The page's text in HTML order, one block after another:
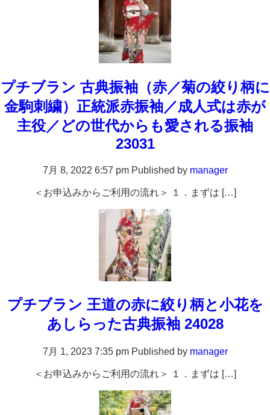
プチブラン 古典振袖（赤／菊の絞り柄に
金駒刺繍）正統派赤振袖／成人式は赤が
主役／どの世代からも愛される振袖
23031
7月 8, 2022 6:57 pm Published by manager
＜お申込みからご利用の流れ＞ １．まずは […]
プチブラン 王道の赤に絞り柄と小花を
あしらった古典振袖 24028
7月 1, 2023 7:35 pm Published by manager
＜お申込みからご利用の流れ＞ １．まずは […]